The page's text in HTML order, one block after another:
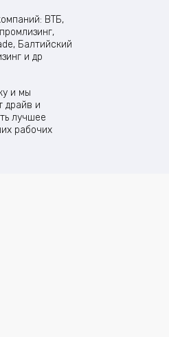
ВТБ,
Балтийский
и др
и мы
драйв и
лучшее
рабочих